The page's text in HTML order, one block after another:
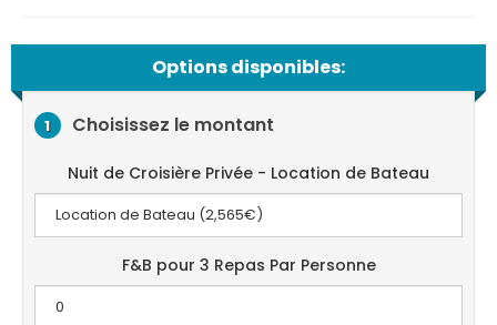
Options disponibles:
1 Choisissez le montant
Nuit de Croisière Privée - Location de Bateau
F&B pour 3 Repas Par Personne